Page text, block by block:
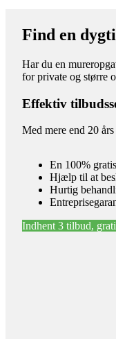
Find en
Har du en
for private og større
Effektiv
Med mere end 20
En 100%
Hjælp til at
Hurtig
Indhent 3 tilbud,